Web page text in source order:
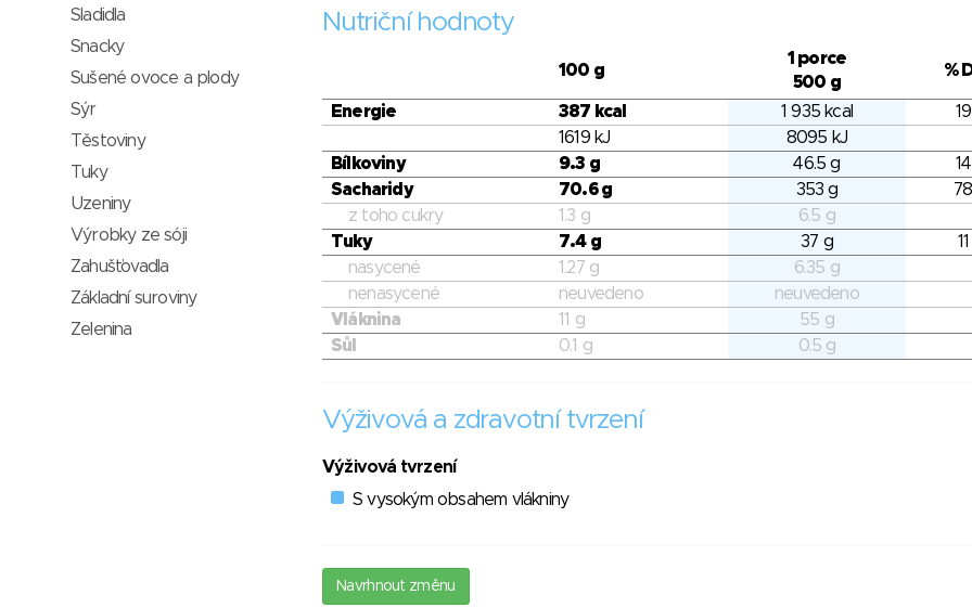
Nutriční hodnoty
100 g
1 porce
500 g
%
Energie 387 kcal 1 935 kcal
1619 kJ
8095 kJ
Bílkoviny
9.3 g 46.5 g
Sacharidy
70.6 g 353 g
z toho cukry
1.3 g
6.5 g
Tuky
7.4 g 37 g
nasycené
1.27 g
6.35 g
nenasycené
neuvedeno
neuvedeno
Vláknina
11 g
55 g
Sůl
0.1 g 0.5 g
Výživová a zdravotní tvrzení
Výživová tvrzení
S vysokým obsahem vlákniny
Navrhnout změnu
Sladidla
Snacky
Sušené ovoce a plody
Sýr
Těstoviny
Tuky
Uzeniny
Výrobky ze sóji
Zahušťovadla
Základní suroviny
Zelenina